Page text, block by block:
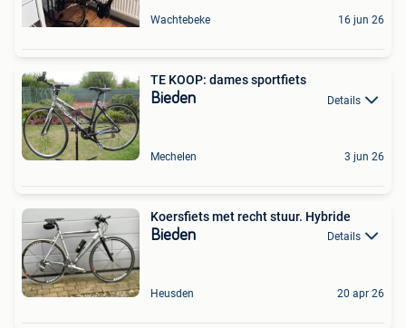
Wachtebeke 16 jun 26
TE KOOP: dames sportfiets
Bieden Details
Mechelen 3 jun 26
Koersfiets met recht stuur. Hybride
Bieden Details
Heusden 20 apr 26